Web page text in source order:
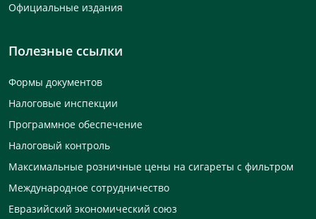
Официальные издания
Полезные ссылки
Формы документов
Налоговые инспекции
Программное обеспечение
Налоговый контроль
Максимальные розничные цены на сигареты с фильтром
Международное сотрудничество
Евразийский экономический союз